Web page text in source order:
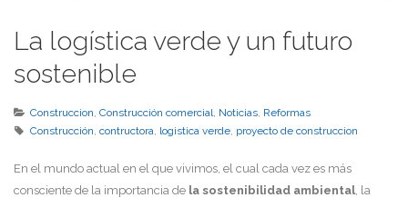
La logística verde y un futuro
sostenible
Construccion, Construcción comercial, Noticias, Reformas
Construcción, contructora, logistica verde, proyecto de construccion
En el mundo actual en el que vivimos, el cual cada vez es más
consciente de la importancia de la sostenibilidad ambiental, la